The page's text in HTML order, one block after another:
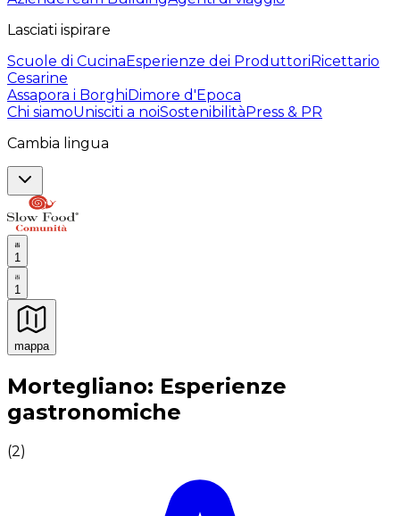
Lasciati ispirare
Scuole di CucinaEsperienze dei ProduttoriRicettario
Cesarine
Assapora i BorghiDimore d'Epoca
Chi siamoUnisciti a noiSostenibilitàPress & PR
Cambia lingua
1
1
mappa
Esperienze culinarie indimenticabili: Esperienze
Mortegliano: Esperienze
gastronomiche
(2)